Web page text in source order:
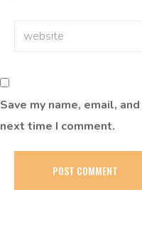
Save my name, email,
next time I comment.